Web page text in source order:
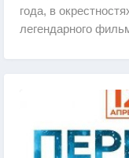
года, в
легендарного